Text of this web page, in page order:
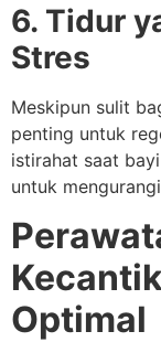
6. Tidur
Stres
Meskipun sulit
penting untuk
istirahat saat
untuk
Optimal